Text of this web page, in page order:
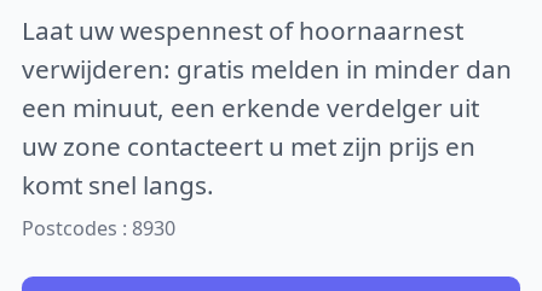
Laat uw wespennest of hoornaarnest
verwijderen: gratis melden in minder dan
een minuut, een erkende verdelger uit
uw zone contacteert u met zijn prijs en
komt snel langs.
Postcodes : 8930